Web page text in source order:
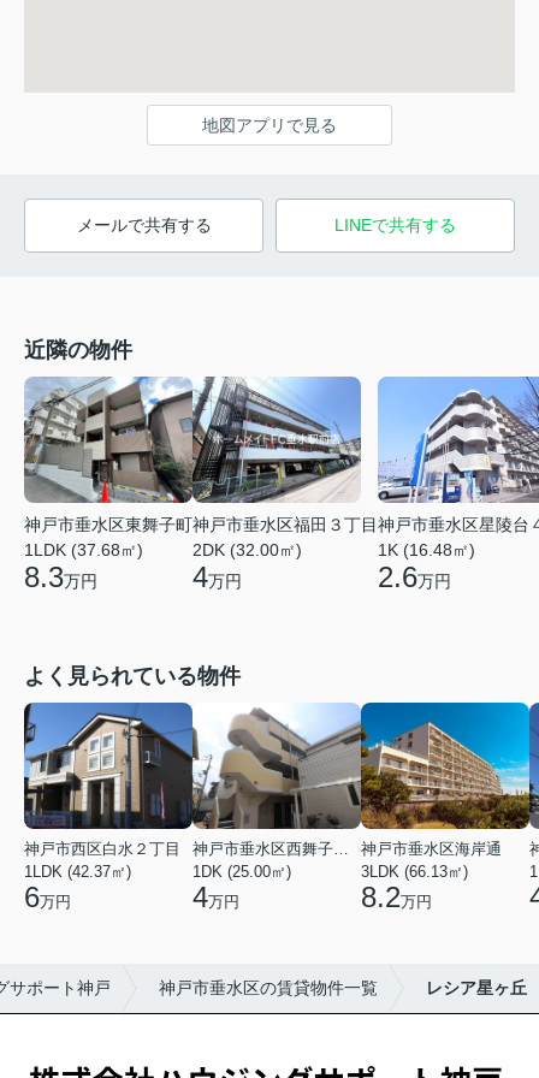
地図アプリで見る
メールで共有する LINEで共有する
近隣の物件
神戸市垂水区東舞子町
1LDK (37.68㎡)
8.3万円
神戸市垂水区福田３丁目
2DK (32.00㎡)
4万円
神戸市垂水区星陵台
1K (16.48㎡)
2.6万円
よく見られている物件
神戸市西区白水２丁目
1LDK (42.37㎡)
6万円
神戸市垂水区西舞子２丁目
1DK (25.00㎡)
4万円
神戸市垂水区海岸通
3LDK (66.13㎡)
8.2万円
サポート神戸 神戸市垂水区の賃貸物件一覧 レシア星ヶ丘